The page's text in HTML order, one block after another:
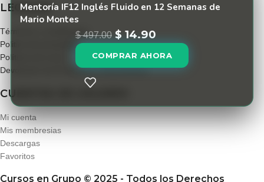
LEGALES
Términos y condiciones
Politica de privacidad
Políticas de envío
Devolución de Productos y Reembolsos
CUENTAS DE USUARIO
Mi cuenta
Mis membresias
Descargas
Favoritos
Cursos en Grupo © 2025 - Todos los Derechos
Mentoría IF12 Inglés Fluido en 12 Semanas de
Mario Montes
$497.00 $ 14.90
COMPRAR AHORA